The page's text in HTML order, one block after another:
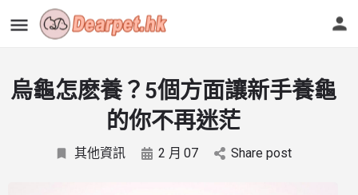
烏龜怎麽養？5個方面讓新手養龜
的你不再迷茫
其他資訊 2 月 07 Share post